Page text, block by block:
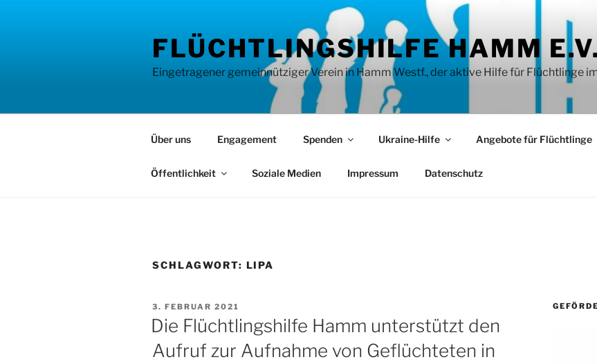
FLÜCHTLINGSHILFE HAMM
Eingetragener gemeinnütziger Verein in Hamm Westf., der aktive Hilfe für Flüchtlinge
Über uns Engagement Spenden Ukraine-Hilfe Angebote für Flüchtlinge
Öffentlichkeit Soziale Medien Impressum Datenschutz
SCHLAGWORT: LIPA
VERÖFFENTLICHT
AM
3. FEBRUAR 2021
Die Flüchtlingshilfe Hamm unterstützt den
Aufruf zur Aufnahme von Geflüchteten in